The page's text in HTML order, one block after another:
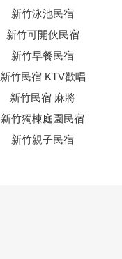
新竹泳池民宿
新竹可開伙民宿
新竹早餐民宿
新竹民宿 KTV歡唱
新竹民宿 麻將
新竹獨棟庭園民宿
新竹親子民宿